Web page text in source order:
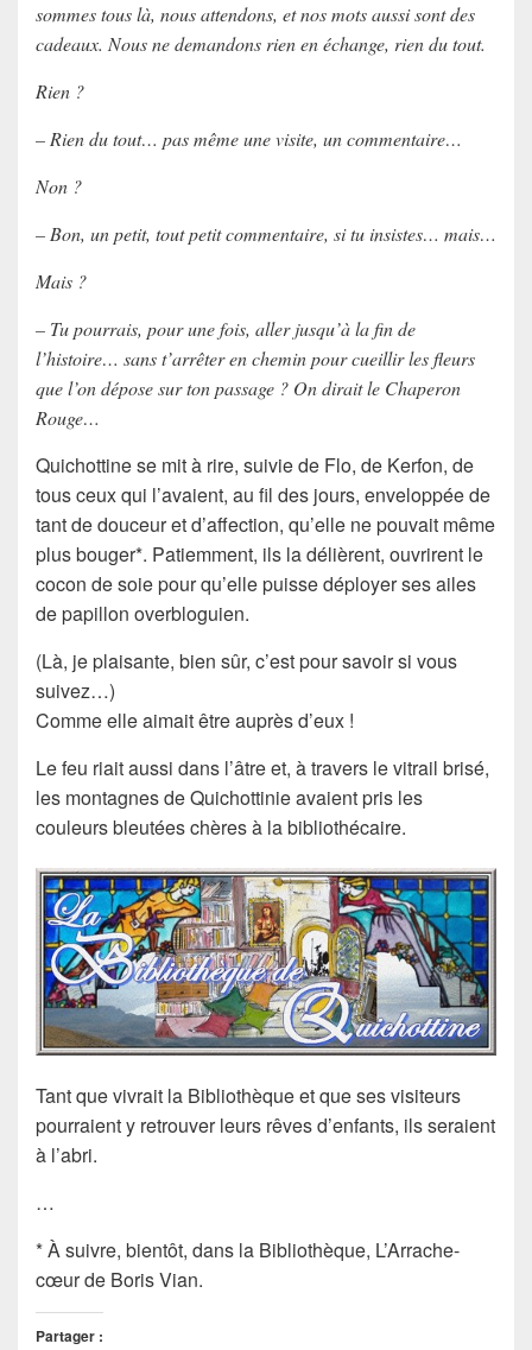
sommes tous là, nous attendons, et nos mots aussi sont des
cadeaux. Nous ne demandons rien en échange, rien du tout.
Rien ?
– Rien du tout… pas même une visite, un commentaire…
Non ?
– Bon, un petit, tout petit commentaire, si tu insistes… mais…
Mais ?
– Tu pourrais, pour une fois, aller jusqu’à la fin de
l’histoire… sans t’arrêter en chemin pour cueillir les fleurs
que l’on dépose sur ton passage ? On dirait le Chaperon
Rouge…
Quichottine se mit à rire, suivie de Flo, de Kerfon, de
tous ceux qui l’avaient, au fil des jours, enveloppée de
tant de douceur et d’affection, qu’elle ne pouvait même
plus bouger*. Patiemment, ils la délièrent, ouvrirent le
cocon de soie pour qu’elle puisse déployer ses ailes
de papillon overbloguien.
(Là, je plaisante, bien sûr, c’est pour savoir si vous
suivez…)
Comme elle aimait être auprès d’eux !
Le feu riait aussi dans l’âtre et, à travers le vitrail brisé,
les montagnes de Quichottinie avaient pris les
couleurs bleutées chères à la bibliothécaire.
Tant que vivrait la Bibliothèque et que ses visiteurs
pourraient y retrouver leurs rêves d’enfants, ils seraient
à l’abri.
…
* À suivre, bientôt, dans la Bibliothèque, L’Arrache-
cœurde Boris Vian.
Partager :